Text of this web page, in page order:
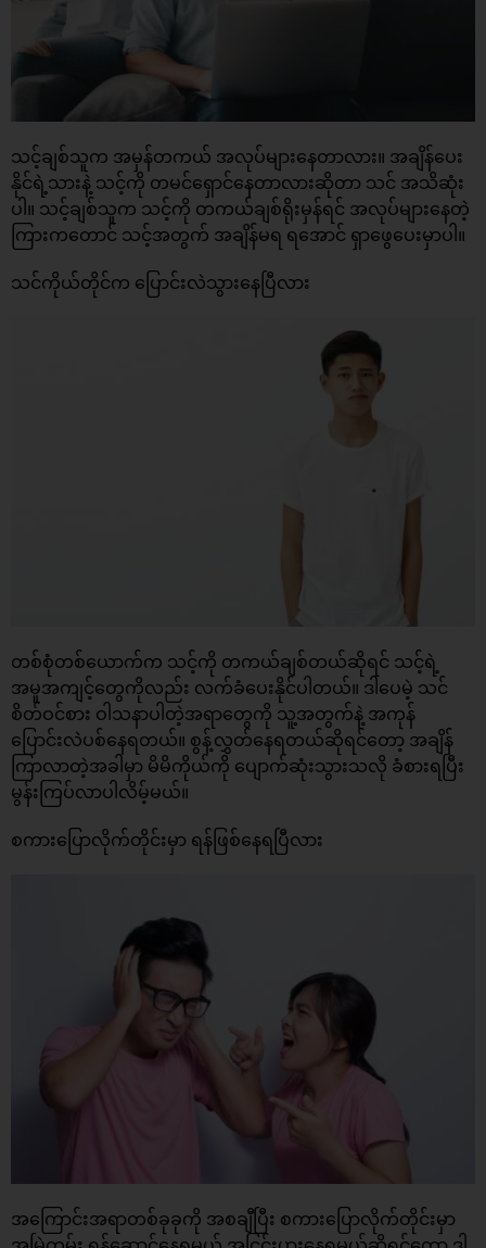
သင့်ချစ်သူက အမှန်တကယ် အလုပ်များနေတာလား။ အချိန်ပေး
နိုင်ရဲ့သားနဲ့ သင့်ကို တမင်ရှောင်နေတာလားဆိုတာ သင် အသိဆုံး
ပါ။ သင့်ချစ်သူက သင့်ကို တကယ်ချစ်ရိုးမှန်ရင် အလုပ်များနေတဲ့
ကြားကတောင် သင့်အတွက် အချိန်မရ ရအောင် ရှာဖွေပေးမှာပါ။
သင်ကိုယ်တိုင်က ပြောင်းလဲသွားနေပြီလား
တစ်စုံတစ်ယောက်က သင့်ကို တကယ်ချစ်တယ်ဆိုရင် သင့်ရဲ့
အမူအကျင့်တွေကိုလည်း လက်ခံပေးနိုင်ပါတယ်။ ဒါပေမဲ့ သင်
စိတ်ဝင်စား ဝါသနာပါတဲ့အရာတွေကို သူ့အတွက်နဲ့ အကုန်
ပြောင်းလဲပစ်နေရတယ်။ စွန့်လွှတ်နေရတယ်ဆိုရင်တော့ အချိန်
ကြာလာတဲ့အခါမှာ မိမိကိုယ်ကို ပျောက်ဆုံးသွားသလို ခံစားရပြီး
မွန်းကြပ်လာပါလိမ့်မယ်။
စကားပြောလိုက်တိုင်းမှာ ရန်ဖြစ်နေရပြီလား
အကြောင်းအရာတစ်ခုခုကို အစချီပြီး စကားပြောလိုက်တိုင်းမှာ